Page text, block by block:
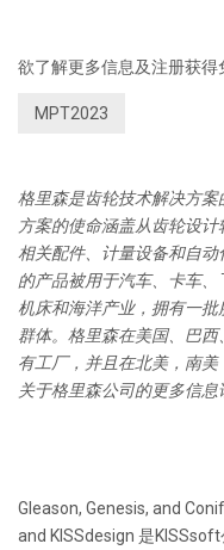
欲了解更多信息及注册获得
MPT2023
格里森是齿轮技术解决方
方案的使命涵盖从齿轮设
相关配件、计量设备和自
的产品被用于汽车、卡车
机床和海洋产业，拥有一
群体。格里森在美国、巴
有工厂，并且在北美，南美
关于格里森公司的更多信息
Gleason, Genesis, and
and KISSdesign 是